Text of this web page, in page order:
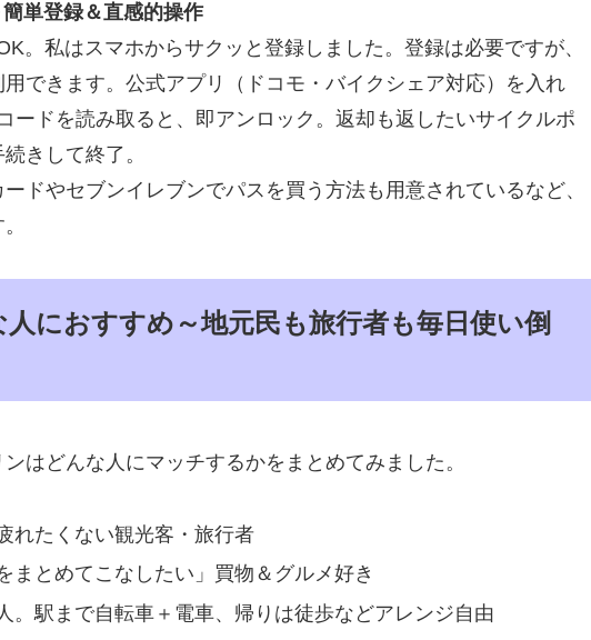
単登録＆直感的操作
。私はスマホからサクッと登録しました。登録は必要ですが、
できます。公式アプリ（ドコモ・バイクシェア対応）を入れ
ードを読み取ると、即アンロック。返却も返したいサイクルポ
きして終了。
ドやセブンイレブンでパスを買う方法も用意されているなど、
人におすすめ～地元民も旅行者も毎日使い倒
はどんな人にマッチするかをまとめてみました。
れたくない観光客・旅行者
まとめてこなしたい」買物＆グルメ好き
。駅まで自転車＋電車、帰りは徒歩などアレンジ自由